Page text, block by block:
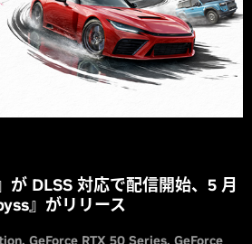
が DLSS 対応で配信開始、5 月
』がリリース
GeForce RTX 50 Series GeForce